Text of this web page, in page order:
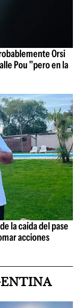
Orsi
Pou "pero en la
la caída del pase
acciones